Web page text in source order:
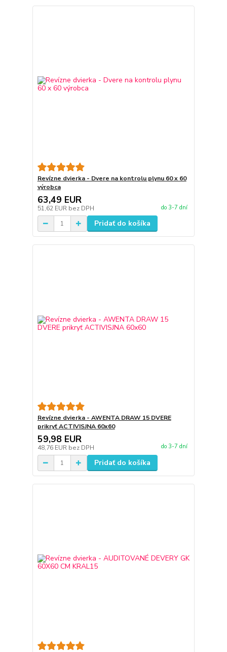
Revízne dvierka - Dvere na kontrolu plynu 60 x 60
výrobca
63,49 EUR
51,62 EUR bez DPH do 3-7 dní
Pridať do košíka
Revízne dvierka - AWENTA DRAW 15 DVERE
prikryť ACTIVISJNA 60x60
59,98 EUR
48,76 EUR bez DPH do 3-7 dní
Pridať do košíka